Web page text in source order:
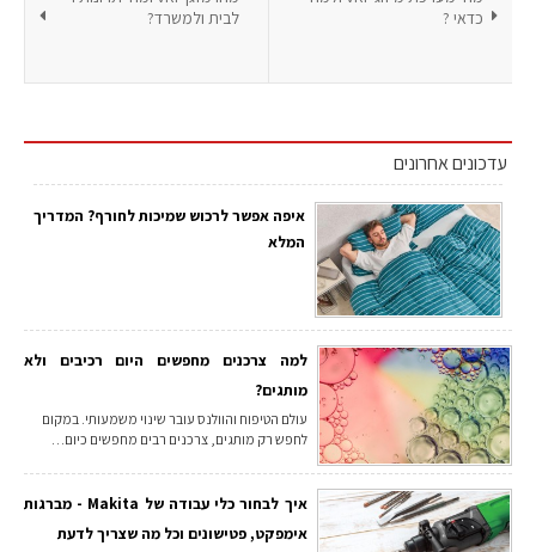
לבית ולמשרד?
כדאי ?
עדכונים אחרונים
איפה אפשר לרכוש שמיכות לחורף? המדריך
המלא
למה צרכנים מחפשים היום רכיבים ולא
מותגים?
עולם הטיפוח והוולנס עובר שינוי משמעותי. במקום
לחפש רק מותגים, צרכנים רבים מחפשים כיום…
איך לבחור כלי עבודה של Makita - מברגות
אימפקט, פטישונים וכל מה שצריך לדעת